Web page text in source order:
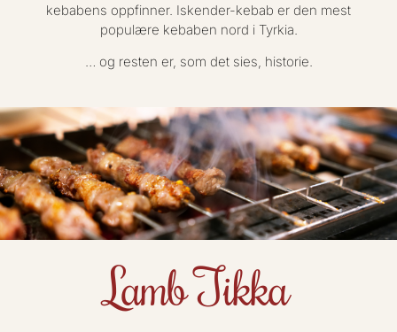
kebabens oppfinner. Iskender-kebab er den mest
populære kebaben nord i Tyrkia.
… og resten er, som det sies, historie.
Lamb Tikka